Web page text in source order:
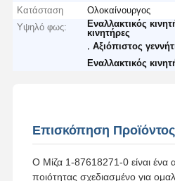
Κατάσταση
Ολοκαίνουργος
Υψηλό φως:
Εναλλακτικός
κινητήρες
Αξιόπιστος
Εναλλακτικός
Επισκόπηση Προϊόντος
Ο Μίζα 1-87618271-0 είναι ένα
ποιότητας σχεδιασμένο για